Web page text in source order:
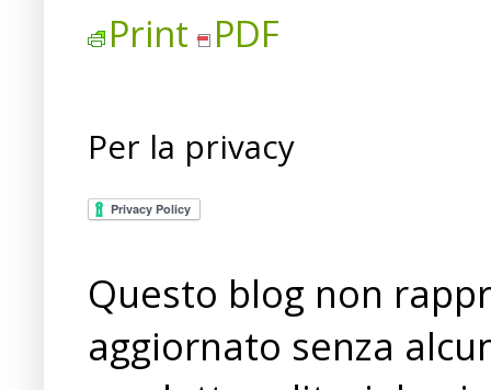
Print PDF
Per la privacy
Questo blog non
aggiornato senza